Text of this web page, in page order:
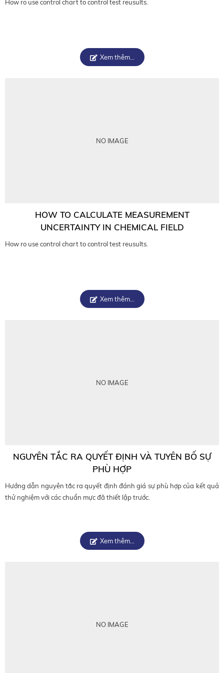
How ro use control chart to control test reusults.
Xem thêm...
NO IMAGE
HOW TO CALCULATE MEASUREMENT
UNCERTAINTY IN CHEMICAL FIELD
How ro use control chart to control test reusults.
Xem thêm...
NO IMAGE
NGUYÊN TẮC RA QUYẾT ĐỊNH VÀ TUYÊN BỐ SỰ
PHÙ HỢP
Hướng dẫn nguyên tắc ra quyết định đánh giá sự phù hợp của kết quả
thử nghiệm với các chuẩn mực đã thiết lập trước.
Xem thêm...
NO IMAGE